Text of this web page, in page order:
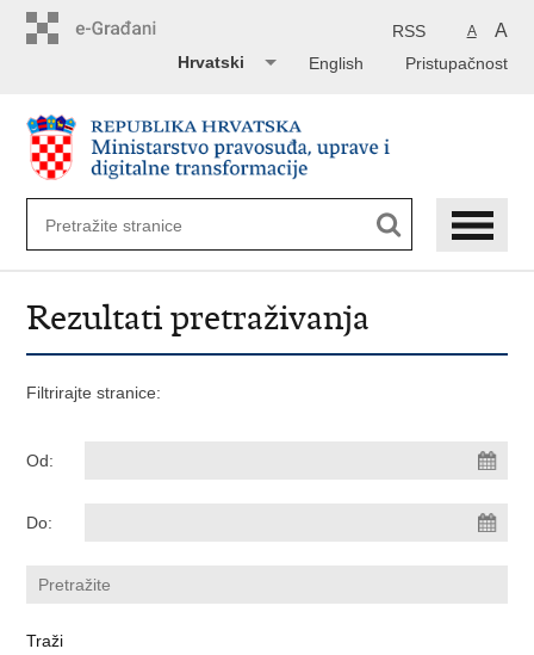
A A
RSS
Pristupačnost
English
Hrvatski
Rezultati pretraživanja
Filtrirajte stranice:
Od:
Do: